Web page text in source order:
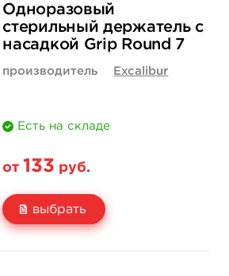
купить купить
Одноразовый
стерильный держатель с
насадкой Grip Round 7
производитель Excalibur
Есть на складе
от 133 руб.
выбрать